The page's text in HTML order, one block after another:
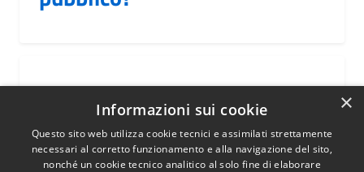
Come posso pagare una
multa?
×
Informazioni sui cookie
Questo sito web utilizza cookie tecnici e assimilati strettamente
necessari al corretto funzionamento e alla navigazione del sito,
nonché un cookie tecnico analitico al solo fine di elaborare